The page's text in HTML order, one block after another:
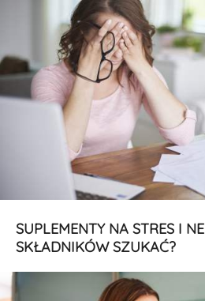
SUPLEMENTY NA STRES I
SKŁADNIKÓW SZUKAĆ?